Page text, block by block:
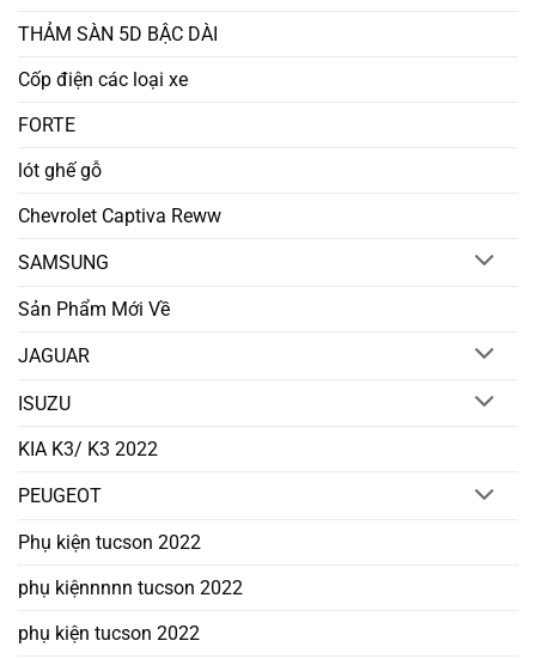
THẢM SÀN 5D BẬC DÀI
Cốp điện các loại xe
FORTE
lót ghế gỗ
Chevrolet Captiva Reww
SAMSUNG
Sản Phẩm Mới Về
JAGUAR
ISUZU
KIA K3/ K3 2022
PEUGEOT
Phụ kiện tucson 2022
phụ kiệnnnnn tucson 2022
phụ kiện tucson 2022